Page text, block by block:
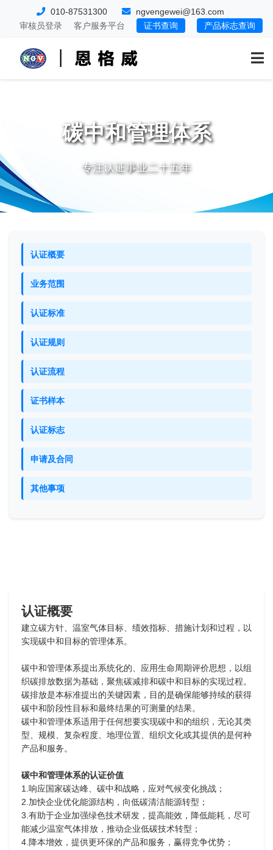
010-87531300
ngvengewei@163.com
审核员登录
客户服务平台 证书查询 产品标志查询
碳中和管理体系
专注认证事业二十五年
认证概要
业务范围
认证标准
认证规则
认证流程
证书样本
认证标志
申请及合同
其他事项
认证概要
建立碳方针、温室气体目标、绩效指标、措施计划和过程，以
实现碳中和目标的管理体系。
碳中和管理体系提出系统化的、应用生命周期评价思想，以组
织碳排放数据为基础，聚焦碳减排和碳中和目标的实现过程。
碳排放是本标准提出的关键因素，目的是确保能够持续的获得
碳中和阶段性目标和最终结果的可测量的结果。
碳中和管理体系适用于任何想要实现碳中和的组织，无论其类
型、规模、复杂程度、地理位置、组织文化或其提供的是何种
产品和服务。
碳中和管理体系的认证价值
1.响应国家碳达峰、碳中和战略，应对气候变化挑战；
2.加快企业优化能源结构，向低碳清洁能源转型；
3.有助于企业加强绿色技术研发，提高能效，降低能耗，尽可
能减少温室气体排放，推动企业低碳技术转型；
4.降本增效，提供更环保的产品和服务，赢得竞争优势；